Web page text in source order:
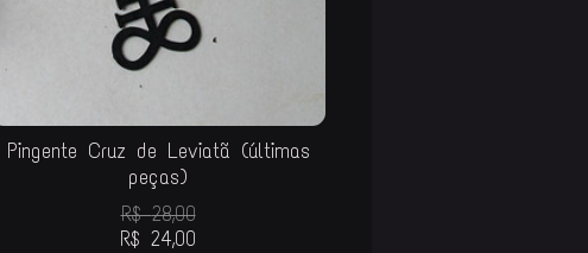
Pingente Cruz de Leviatã (últimas
peças)
R$28,00
R$ 24,00